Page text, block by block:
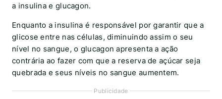
a insulina e glucagon.
Enquanto a insulina é responsável por garantir que a
glicose entre nas células, diminuindo assim o seu
nível no sangue, o glucagon apresenta a ação
contrária ao fazer com que a reserva de açúcar seja
quebrada e seus níveis no sangue aumentem.
Publicidade